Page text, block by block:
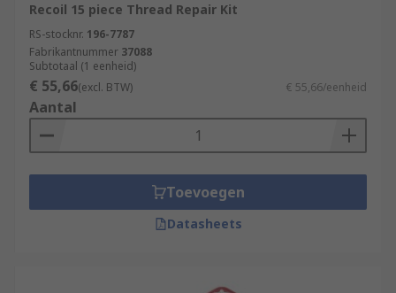
Recoil 15 piece Thread Repair Kit
RS-stocknr. 196-7787
Fabrikantnummer 37088
Subtotaal (1 eenheid)
€ 55,66(excl. BTW) € 55,66/eenheid
Aantal
Toevoegen
Datasheets